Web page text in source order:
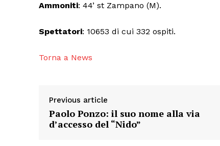
Ammoniti: 44’ st Zampano (M).
Spettatori: 10653 di cui 332 ospiti.
Torna a News
Previous article
Paolo Ponzo: il suo nome alla via
d’accesso del “Nido”